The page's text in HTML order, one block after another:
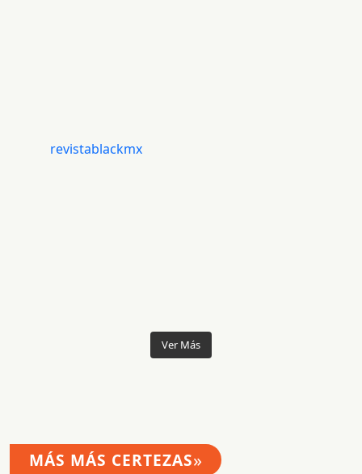
revistablackmx
Ver Más
MÁS MÁS CERTEZAS»